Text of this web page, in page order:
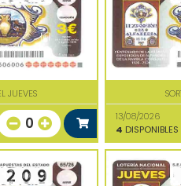
JUEVES
0
13/08/2026
4 DISPONIBLES